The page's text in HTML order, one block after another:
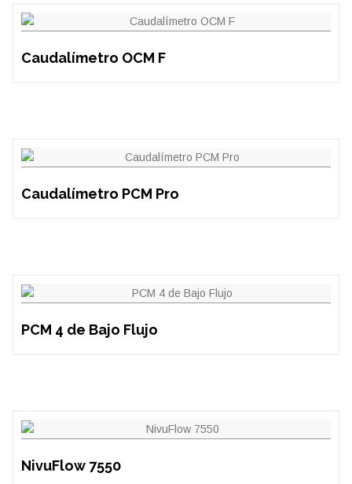
Caudalímetro OCM F
Caudalímetro PCM Pro
PCM 4 de Bajo Flujo
NivuFlow 7550